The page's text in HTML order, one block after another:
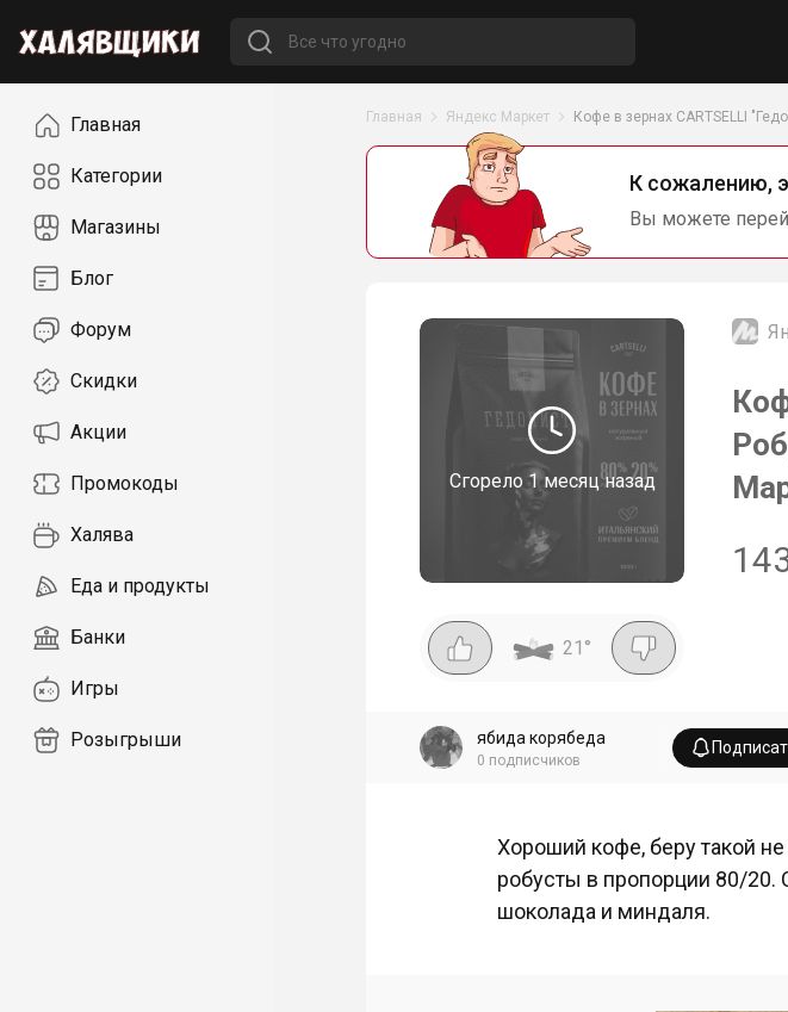
НавигацияГлавная
Категории
Магазины
Блог
Форум
Скидки
Акции
Промокоды
Халява
Еда и продукты
Банки
Игры
Розыгрыши
Главная Яндекс Маркет Кофе в зернах CARTSELLI
К сожалению,
Вы можете
Сгорело 1 месяц назад
21 °
ябида корябеда
0 подписчиков
Хороший кофе, беру такой
робусты в пропорции 80/
шоколада и миндаля.